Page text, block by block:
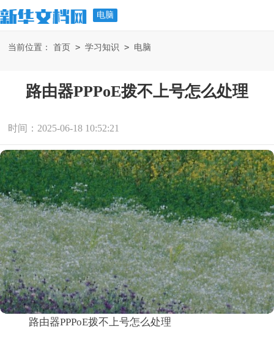
电脑
当前位置： 首页 > 学习知识 > 电脑
路由器PPPoE拨不上号怎么处理
时间：2025-06-18 10:52:21
路由器PPPoE拨不上号怎么处理